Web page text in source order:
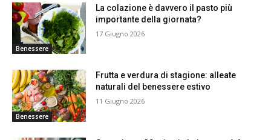
Benessere
La colazione è davvero il pasto più
importante della giornata?
17 Giugno 2026
Benessere
Frutta e verdura di stagione: alleate
naturali del benessere estivo
11 Giugno 2026